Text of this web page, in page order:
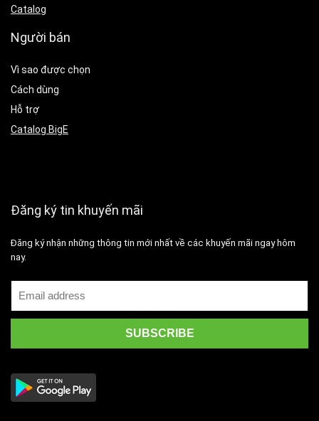
Catalog
Người bán
Vì sao được chọn
Cách dùng
Hỗ trợ
Catalog BigE
Đăng ký tin khuyến mãi
Đăng ký nhận những thông tin mới nhất về các khuyến mãi ngay hôm
nay.